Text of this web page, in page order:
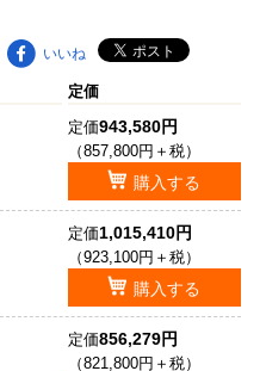
いいね
定価
定価943,580円
（857,800円＋税）
購入する
定価1,015,410円
（923,100円＋税）
購入する
定価856,279円
（821,800円＋税）